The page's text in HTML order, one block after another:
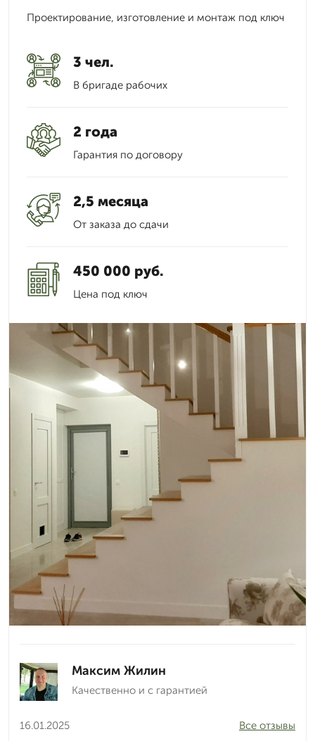
Проектирование, изготовление и монтаж под ключ
3 чел.
В бригаде рабочих
2 года
Гарантия по договору
2,5 месяца
От заказа до сдачи
450 000 руб.
Цена под ключ
Максим Жилин
Качественно и с гарантией
16.01.2025
Все отзывы